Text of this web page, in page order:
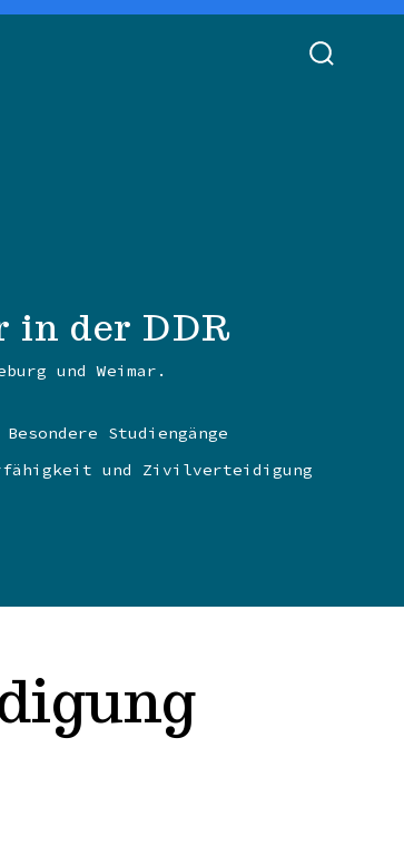
in der DDR
und Weimar.
Besondere Studiengänge
und Zivilverteidigung